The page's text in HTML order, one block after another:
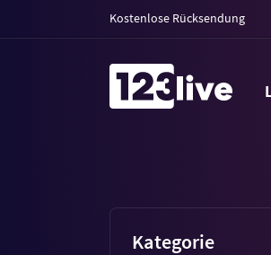
Kostenlose Rücksendung
Kategorie